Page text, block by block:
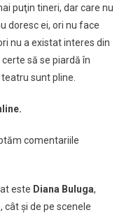
puţin tineri, dar care nu
doresc ei, ori nu face
nu a existat interes din
să se piardă în
sunt pline.
comentariile
este Diana Buluga,
cât și de pe scenele